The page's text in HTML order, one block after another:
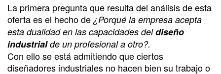
La primera pregunta que resulta del análisis de esta
oferta es el hecho de ¿Porqué la empresa acepta
esta dualidad en las capacidades deldiseño
industrialde un profesional a otro?.
Con ello se está admitiendo que ciertos
diseñadores industriales no hacen bien su trabajo o